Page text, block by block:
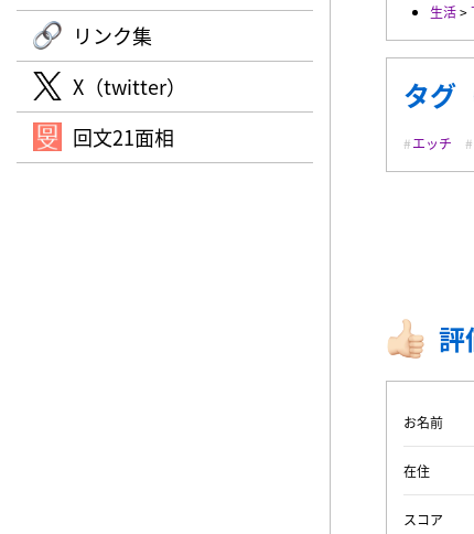
リンク集
X（twitter）
回文21面相
生活>
タグ
エッチ
評
お名前
在住
スコア